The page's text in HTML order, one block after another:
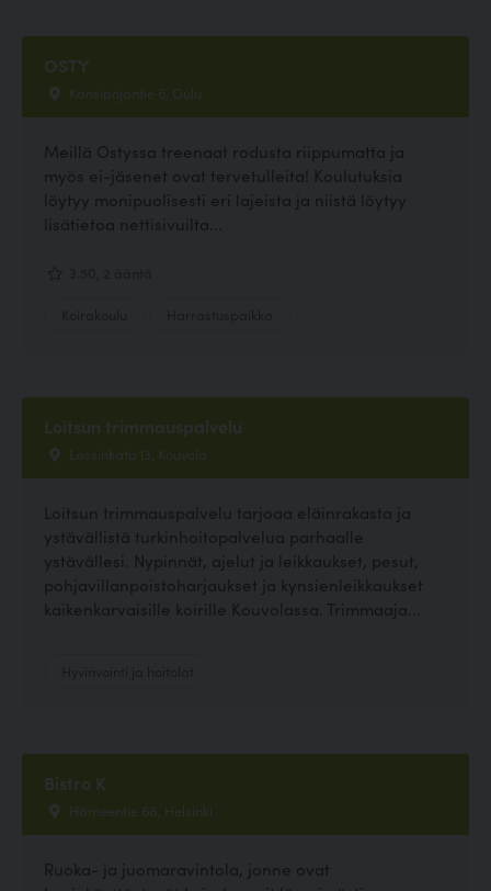
OSTY
Kansipojantie 6, Oulu
Meillä Ostyssa treenaat rodusta riippumatta ja
myös ei-jäsenet ovat tervetulleita! Koulutuksia
löytyy monipuolisesti eri lajeista ja niistä löytyy
lisätietoa nettisivuilta...
Loitsun trimmauspalvelu
Lassinkatu 13, Kouvola
Loitsun trimmauspalvelu tarjoaa eläinrakasta ja
ystävällistä turkinhoitopalvelua parhaalle
ystävällesi. Nypinnät, ajelut ja leikkaukset, pesut,
pohjavillanpoistoharjaukset ja kynsienleikkaukset
kaikenkarvaisille koirille Kouvolassa. Trimmaaja...
Bistro K
Hämeentie 68, Helsinki
Ruoka- ja juomaravintola, jonne ovat